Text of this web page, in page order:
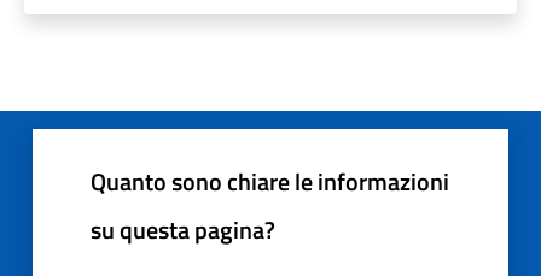
Quanto sono chiare le informazioni
su questa pagina?